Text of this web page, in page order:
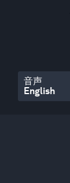
音声